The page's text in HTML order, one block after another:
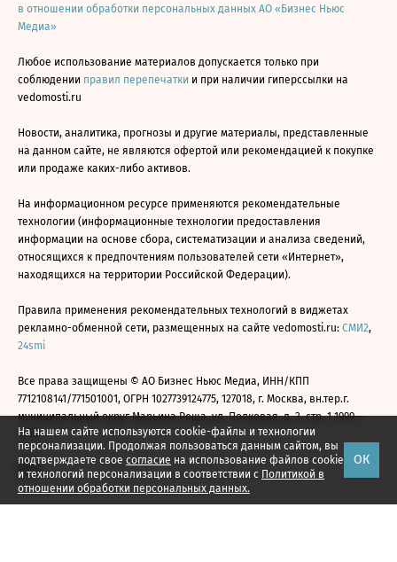
На нашем сайте используются cookie-файлы и технологии
персонализации. Продолжая пользоваться данным сайтом, вы
подтверждаете свое согласие на использование файлов cookie
и технологий персонализации в соответствии с Политикой в
отношении обработки персональных данных.
ОК
в отношении обработки персональных данных АО «Бизнес Ньюс
Медиа»
Любое использование материалов допускается только при
соблюдении правил перепечатки и при наличии гиперссылки на
vedomosti.ru
Новости, аналитика, прогнозы и другие материалы, представленные
на данном сайте, не являются офертой или рекомендацией к покупке
или продаже каких-либо активов.
На информационном ресурсе применяются рекомендательные
технологии (информационные технологии предоставления
информации на основе сбора, систематизации и анализа сведений,
относящихся к предпочтениям пользователей сети «Интернет»,
находящихся на территории Российской Федерации).
Правила применения рекомендательных технологий в виджетах
рекламно-обменной сети, размещенных на сайте vedomosti.ru: СМИ2,
24smi
Все права защищены © АО Бизнес Ньюс Медиа, ИНН/КПП
7712108141/771501001, ОГРН 1027739124775, 127018, г. Москва, вн.тер.г.
муниципальный округ Марьина Роща, ул. Полковая, д. 3, стр. 1 1999—
2026